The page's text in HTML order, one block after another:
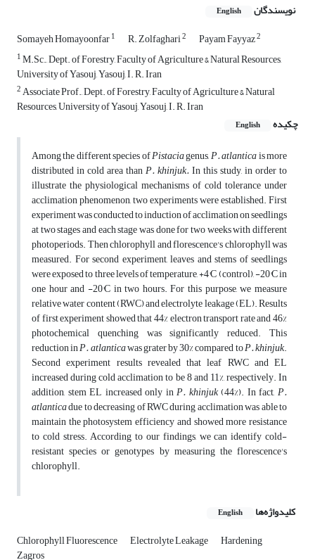
نویسندگان English
Somayeh Homayoonfar1 R. Zolfaghari2 Payam Fayyaz2
1M.Sc., Dept. of Forestry, Faculty of Agriculture & Natural Resources,
University of Yasouj, Yasouj, I. R. Iran
2Associate Prof., Dept. of Forestry, Faculty of Agriculture & Natural
Resources, University of Yasouj, Yasouj, I. R. Iran
چکیده
English
Among the different species ofPistaciagenus,P. atlanticais more
distributed in cold area thanP. khinjuk.In this study, in order to
illustrate the physiological mechanisms of cold tolerance under
acclimation phenomenon, two experiments were established. First
experiment was conducted to induction of acclimation on seedlings
at two stages and each stage was done for two weeks with different
photoperiods. Then chlorophyll and florescence's chlorophyll was
measured. For second experiment, leaves and stems of seedlings
were exposed to three levels of temperature, +4°C (control), -20°C in
one hour and -20°C in two hours. For this purpose, we measure
relative water content (RWC) and electrolyte leakage (EL). Results
of first experiment showed that 44% electron transport rate and 46%
photochemical quenching was significantly reduced. This
reduction inP. atlanticawas grater by 30% compared toP.khinjuk.
Second experiment results revealed that leaf RWC and EL
increased during cold acclimation to be 8 and 11%, respectively. In
addition, stem EL increased only inP.khinjuk(44%). In fact,P.
atlanticadue to decreasing of RWC during acclimation was able to
maintain the photosystem efficiency and showed more resistance
to cold stress. According to our findings, we can identify cold-
resistant species or genotypes by measuring the florescence's
chlorophyll.
کلیدواژه‌ها English
Chlorophyll Fluorescence Electrolyte Leakage Hardening
Zagros